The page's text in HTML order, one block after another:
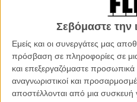
Σεβόμαστε την
Εμείς και οι συνεργάτες μας
πρόσβαση σε πληροφορίες σε
και επεξεργαζόμαστε
αναγνωριστικοί και
αποστέλλονται από μια συσκευή
πλευράς του Διοικητικού
Ηλέκτρας Βενάκη στο Υπουργείο
εξολοκλήρου κατάργησης του
Πολιτικής, Τηλεπικοινωνιών και
περί ενίσχυσης ιδιωτικών
Την τελευταία εβδομάδα, ο
της Ελληνικής Ακαδημίας